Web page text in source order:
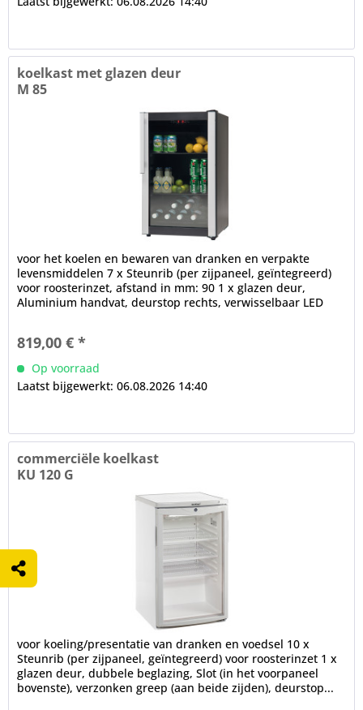
koelkast met glazen deur
M 85
voor het koelen en bewaren van dranken en verpakte
levensmiddelen 7 x Steunrib (per zijpaneel, geïntegreerd)
voor roosterinzet, afstand in mm: 90 1 x glazen deur,
Aluminium handvat, deurstop rechts, verwisselbaar LED
819,00 € *
Op voorraad
Laatst bijgewerkt: 06.08.2026 14:40
commerciële koelkast
KU 120 G
voor koeling/presentatie van dranken en voedsel 10 x
Steunrib (per zijpaneel, geïntegreerd) voor roosterinzet 1 x
glazen deur, dubbele beglazing, Slot (in het voorpaneel
bovenste), verzonken greep (aan beide zijden), deurstop...